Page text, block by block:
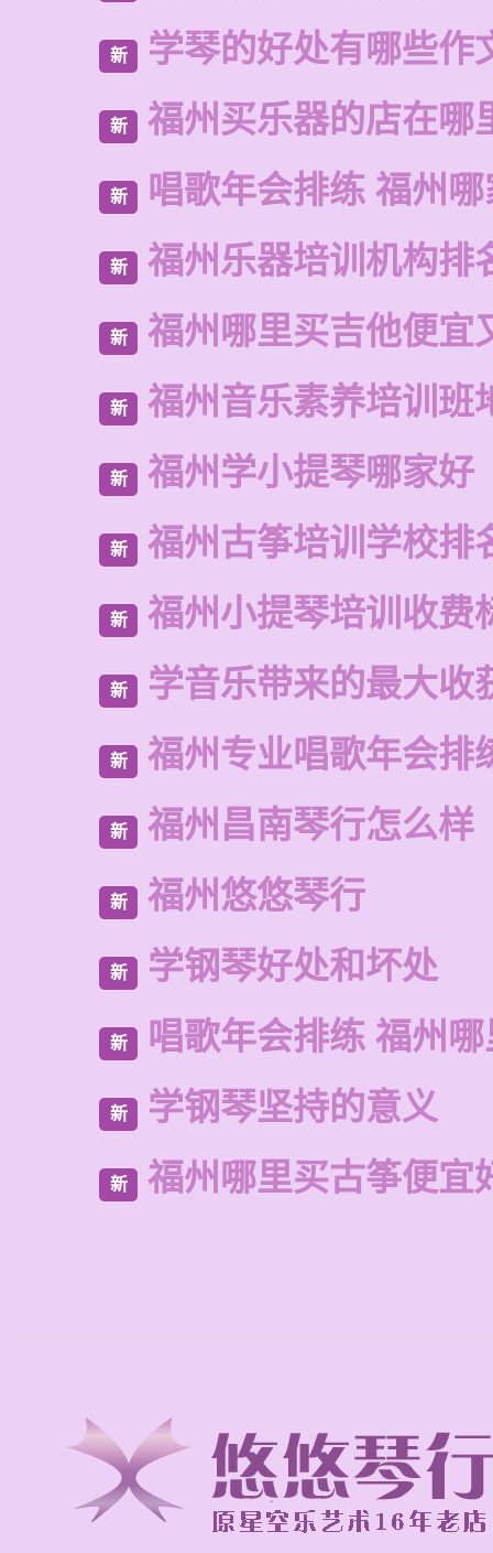
新 学琴的好处有哪些作
新 福州买乐器的店在哪
新 唱歌年会排练 福州
新 福州乐器培训机构排
新 福州哪里买吉他便宜
新 福州音乐素养培训班
新 福州学小提琴哪家好
新 福州古筝培训学校排
新 福州小提琴培训收费
新 学音乐带来的最大收
新 福州专业唱歌年会排
新 福州昌南琴行怎么样
新 福州悠悠琴行
新 学钢琴好处和坏处
新 唱歌年会排练 福州
新 学钢琴坚持的意义
新 福州哪里买古筝便宜